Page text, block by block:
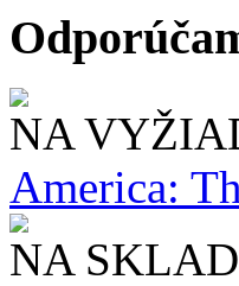
NA
America:
NA